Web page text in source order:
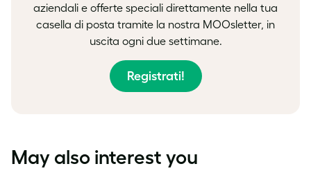
aziendali e offerte speciali direttamente nella tua
casella di posta tramite la nostra MOOsletter, in
uscita ogni due settimane.
Registrati!
May also interest you